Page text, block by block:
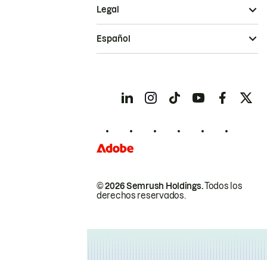
© 2026 Semrush Holdings.Todos los
derechos reservados.
Legal
Español